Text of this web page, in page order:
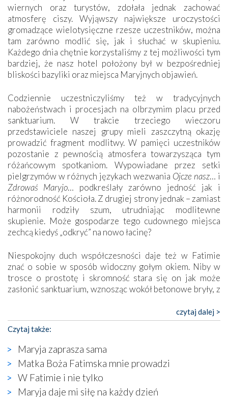
wiernych oraz turystów, zdołała jednak zachować
atmosferę ciszy. Wyjąwszy największe uroczystości
gromadzące wielotysięczne rzesze uczestników, można
tam zarówno modlić się, jak i słuchać w skupieniu.
Każdego dnia chętnie korzystaliśmy z tej możliwości tym
bardziej, że nasz hotel położony był w bezpośredniej
bliskości bazyliki oraz miejsca Maryjnych objawień.
Codziennie uczestniczyliśmy też w tradycyjnych
nabożeństwach i procesjach na olbrzymim placu przed
sanktuarium. W trakcie trzeciego wieczoru
przedstawiciele naszej grupy mieli zaszczytną okazję
prowadzić fragment modlitwy. W pamięci uczestników
pozostanie z pewnością atmosfera towarzysząca tym
różańcowym spotkaniom. Wypowiadane przez setki
pielgrzymów w różnych językach wezwania Ojcze nasz… i
Zdrowaś Maryjo… podkreślały zarówno jedność jak i
różnorodność Kościoła. Z drugiej strony jednak – zamiast
harmonii rodziły szum, utrudniając modlitewne
skupienie. Może gospodarze tego cudownego miejsca
zechcą kiedyś „odkryć” na nowo łacinę?
Niespokojny duch współczesności daje też w Fatimie
znać o sobie w sposób widoczny gołym okiem. Niby w
trosce o prostotę i skromność stara się on jak może
zasłonić sanktuarium, wznosząc wokół betonowe bryły, z
katolickiego kultu. Tylko co wspólnego z żywą,
autentyczną wiarą mogą mieć płaskie, szare bunkry albo
kaplice, w których Tabernakulum przypomina bardziej
skrzynkę na narzędzia? Albo co powiedzieć o ustawionym
tuż przy nowej bazylice wielkim krzyżu, na którym
zamiast Chrystusa umieszczono dziwaczną postać jakby
wyjętą ze starożytnych hieroglifów? W kulturowym
kontekście naszych czasów to raczej karykatura niż godny
czytaj dalej >
Czytaj także:
Maryja zaprasza sama
Matka Boża Fatimska mnie prowadzi
W Fatimie i nie tylko
Maryja daje mi siłę na każdy dzień